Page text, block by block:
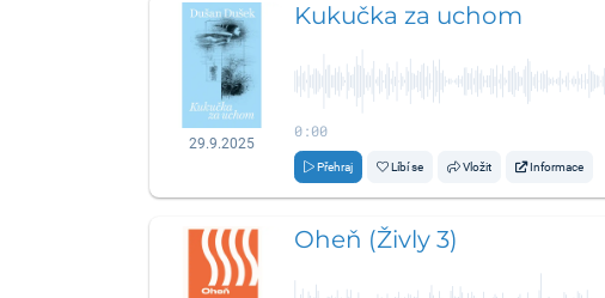
29.9.2025
Kukučka za uchom
0:00
Přehraj Líbí se Vložit Informace
Oheň (Živly 3)